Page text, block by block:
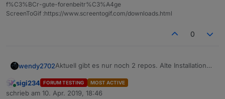
f%C3%BCr-gute-forenbeitr%C3%A4ge
ScreenToGif :https://www.screentogif.com/downloads.html
0
wendy2702Aktuell gibt es nur noch 2 repos. Alte Installationen
Kannst du also löschen.
Online
sigi234 FORUM TESTING MOST ACTIVE
schrieb am 10. Apr. 2019, 18:46